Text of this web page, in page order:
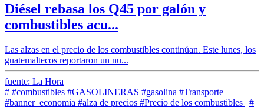
Diésel rebasa los Q45 por galón y
combustibles acu...
Las alzas en el precio de los combustibles continúan. Este lunes, los
guatemaltecos reportaron un nu...
fuente: La Hora
# #combustibles #GASOLINERAS #gasolina #Transporte
#banner_economia #alza de precios #Precio de los combustibles | #